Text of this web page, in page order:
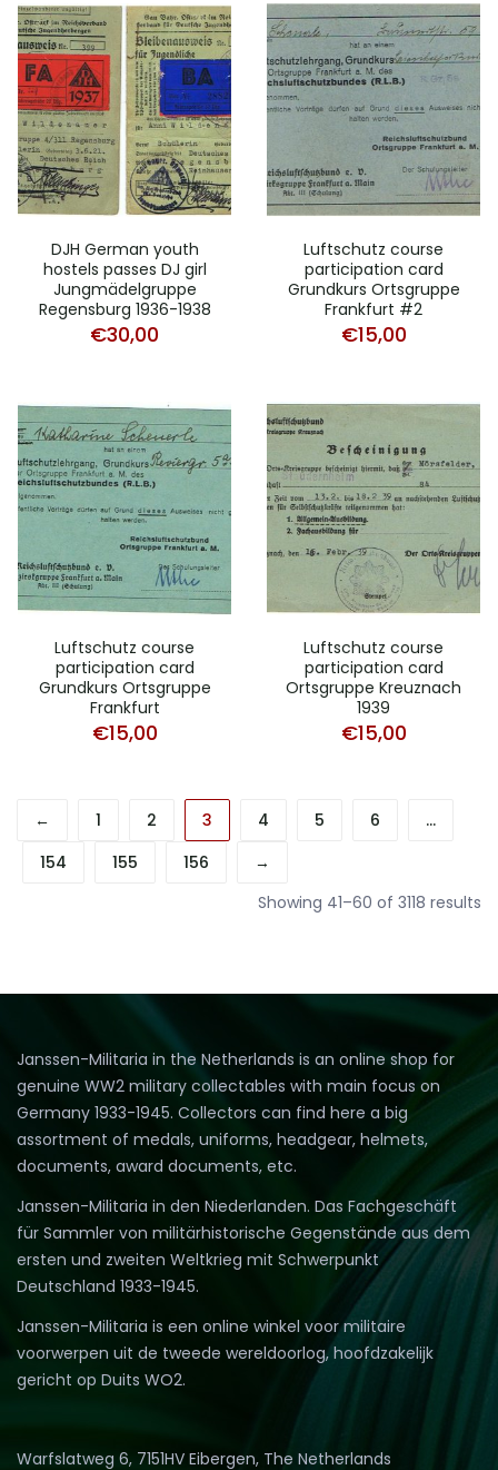
DJH German youth
hostels passes DJ girl
Jungmädelgruppe
Regensburg 1936-1938
€30,00
Luftschutz course
participation card
Grundkurs Ortsgruppe
Frankfurt #2
€15,00
Luftschutz course
participation card
Grundkurs Ortsgruppe
Frankfurt
€15,00
Luftschutz course
participation card
Ortsgruppe Kreuznach
1939
€15,00
← 1 2 3 4 5 6
…
154
155 156
→
Showing 41–60 of 3118 results
Janssen-Militaria in the Netherlands is an online shop for
genuine WW2 military collectables with main focus on
Germany 1933-1945. Collectors can find here a big
assortment of medals, uniforms, headgear, helmets,
documents, award documents, etc.
Janssen-Militaria in den Niederlanden. Das Fachgeschäft
für Sammler von militärhistorische Gegenstände aus dem
ersten und zweiten Weltkrieg mit Schwerpunkt
Deutschland 1933-1945.
Janssen-Militaria is een online winkel voor militaire
voorwerpen uit de tweede wereldoorlog, hoofdzakelijk
gericht op Duits WO2.
Warfslatweg 6, 7151HV Eibergen, The Netherlands